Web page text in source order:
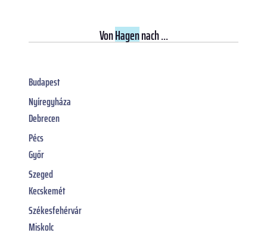
VonHagennach ...
Budapest
Nyíregyháza
Debrecen
Pécs
Győr
Szeged
Kecskemét
Székesfehérvár
Miskolc